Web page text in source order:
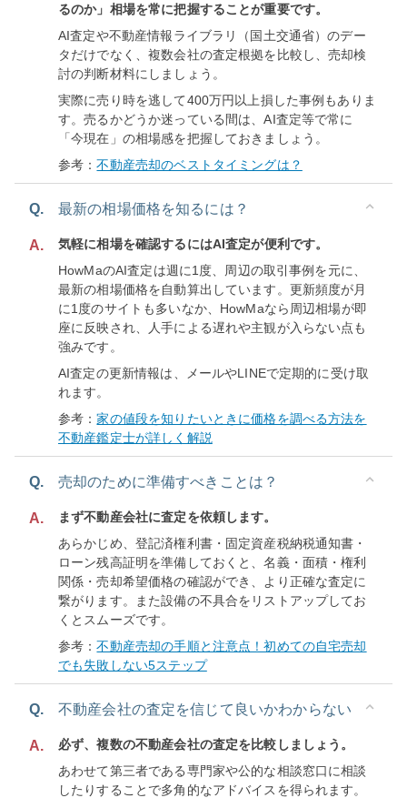
るのか」相場を常に把握することが重要です。
AI査定や不動産情報ライブラリ（国土交通省）のデー
タだけでなく、複数会社の査定根拠を比較し、売却検
討の判断材料にしましょう。
実際に売り時を逃して400万円以上損した事例もありま
す。売るかどうか迷っている間は、AI査定等で常に
「今現在」の相場感を把握しておきましょう。
参考：不動産売却のベストタイミングは？
Q. 最新の相場価格を知るには？
A.
気軽に相場を確認するにはAI査定が便利です。
HowMaのAI査定は週に1度、周辺の取引事例を元に、
最新の相場価格を自動算出しています。更新頻度が月
に1度のサイトも多いなか、HowMaなら周辺相場が即
座に反映され、人手による遅れや主観が入らない点も
強みです。
AI査定の更新情報は、メールやLINEで定期的に受け取
れます。
参考：家の値段を知りたいときに価格を調べる方法を
不動産鑑定士が詳しく解説
Q. 売却のために準備すべきことは？
A.
まず不動産会社に査定を依頼します。
あらかじめ、登記済権利書・固定資産税納税通知書・
ローン残高証明を準備しておくと、名義・面積・権利
関係・売却希望価格の確認ができ、より正確な査定に
繋がります。また設備の不具合をリストアップしてお
くとスムーズです。
参考：不動産売却の手順と注意点！初めての自宅売却
でも失敗しない5ステップ
Q. 不動産会社の査定を信じて良いかわからない
A.
必ず、複数の不動産会社の査定を比較しましょう。
あわせて第三者である専門家や公的な相談窓口に相談
したりすることで多角的なアドバイスを得られます。